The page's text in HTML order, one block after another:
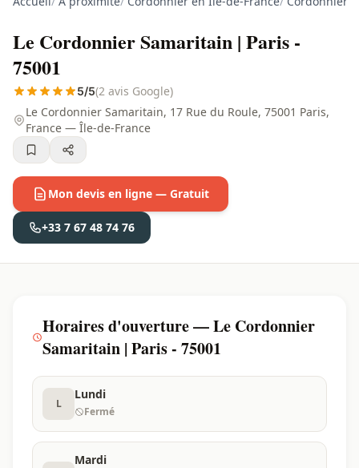
Le Cordonnier Samaritain | Paris -
75001
5/5(2 avis Google)
Le Cordonnier Samaritain, 17 Rue du Roule, 75001 Paris,
France — Île-de-France
Mon devis en ligne — Gratuit
+33 7 67 48 74 76
Horaires d'ouverture — Le Cordonnier
Samaritain | Paris - 75001
L
Lundi
Fermé
Mardi